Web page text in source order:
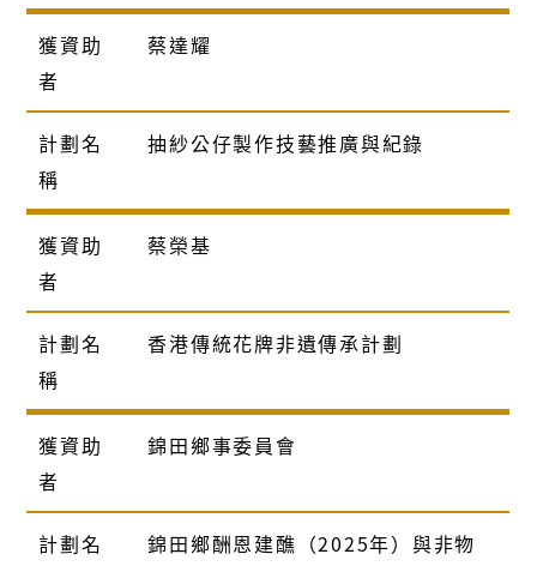
獲資助
者
蔡達耀
計劃名
稱
抽紗公仔製作技藝推廣與紀錄
獲資助
者
蔡榮基
計劃名
稱
香港傳統花牌非遺傳承計劃
獲資助
者
錦田鄉事委員會
計劃名
錦田鄉酬恩建醮（2025年）與非物